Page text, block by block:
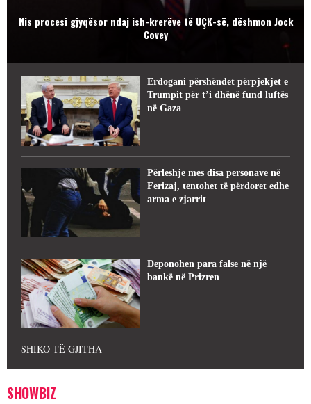
Nis procesi gjyqësor ndaj ish-krerëve të UÇK-së, dëshmon Jock
Covey
Erdogani përshëndet përpjekjet e
Trumpit për t’i dhënë fund luftës
në Gaza
Përleshje mes disa personave në
Ferizaj, tentohet të përdoret edhe
arma e zjarrit
Deponohen para false në një
bankë në Prizren
SHIKO TË GJITHA
SHOWBIZ